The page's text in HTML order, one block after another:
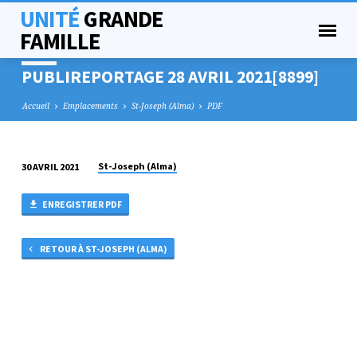
UNITÉGRANDE
FAMILLE
PUBLIREPORTAGE 28 AVRIL 2021[8899]
Accueil Emplacements St-Joseph (Alma) PDF
PUBLIREPORTAGE
28
AVRIL
2021[8899]
30 AVRIL 2021 St-Joseph (Alma)
ENREGISTRER PDF
RETOUR À ST-JOSEPH (ALMA)